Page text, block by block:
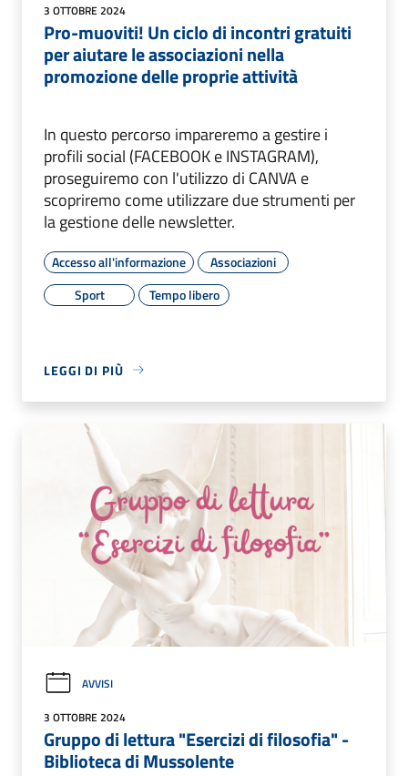
3 OTTOBRE 2024
Pro-muoviti! Un ciclo di incontri gratuiti
per aiutare le associazioni nella
promozione delle proprie attività
In questo percorso impareremo a gestire i
profili social (FACEBOOK e INSTAGRAM),
proseguiremo con l'utilizzo di CANVA e
scopriremo come utilizzare due strumenti per
la gestione delle newsletter.
Accesso all'informazione
Associazioni
Sport
Tempo libero
LEGGI DI PIÙ
AVVISI
3 OTTOBRE 2024
Gruppo di lettura "Esercizi di filosofia" -
Biblioteca di Mussolente